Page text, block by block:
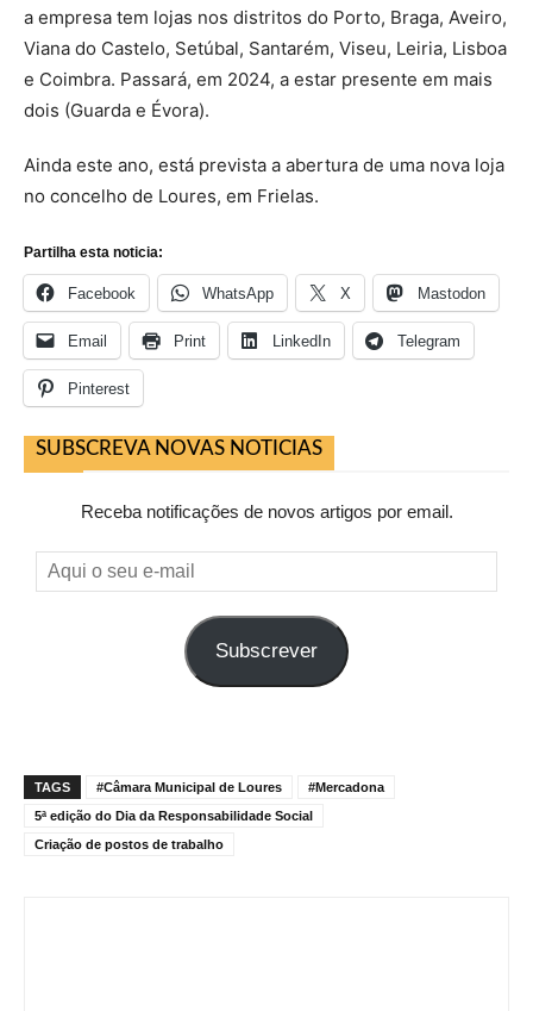
a empresa tem lojas nos distritos do Porto, Braga, Aveiro,
Viana do Castelo, Setúbal, Santarém, Viseu, Leiria, Lisboa
e Coimbra. Passará, em 2024, a estar presente em mais
dois (Guarda e Évora).
Ainda este ano, está prevista a abertura de uma nova loja
no concelho de Loures, em Frielas.
Partilha esta noticia:
Facebook WhatsApp X Mastodon
Email Print LinkedIn Telegram
Pinterest
SUBSCREVA NOVAS NOTICIAS
Receba notificações de novos artigos por email.
Aqui
o
Subscrever
TAGS #Câmara Municipal de Loures
#Mercadona
5ª edição do Dia da Responsabilidade Social
Criação de postos de trabalho